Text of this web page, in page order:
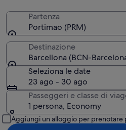
Partenza
Portimao (PRM)
Destinazione
Barcellona (BCN-
Seleziona le date
23 ago - 30 ago
Passeggeri e classe di
1 persona, Economy
Aggiungi un alloggio per prenotare